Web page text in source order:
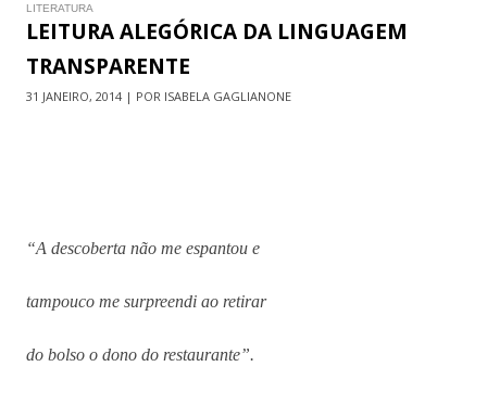
LITERATURA
LEITURA ALEGÓRICA DA LINGUAGEM
TRANSPARENTE
31 JANEIRO, 2014 | POR ISABELA GAGLIANONE
“A descoberta não me espantou e
tampouco me surpreendi ao retirar
do bolso o dono do restaurante”.